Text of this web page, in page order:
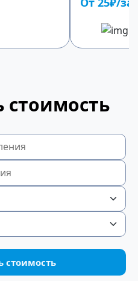
стоимость
стоимость